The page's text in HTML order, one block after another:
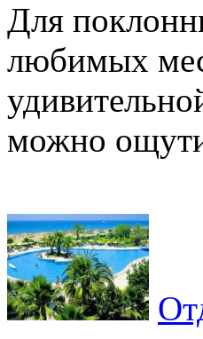
Для
любимых
можно